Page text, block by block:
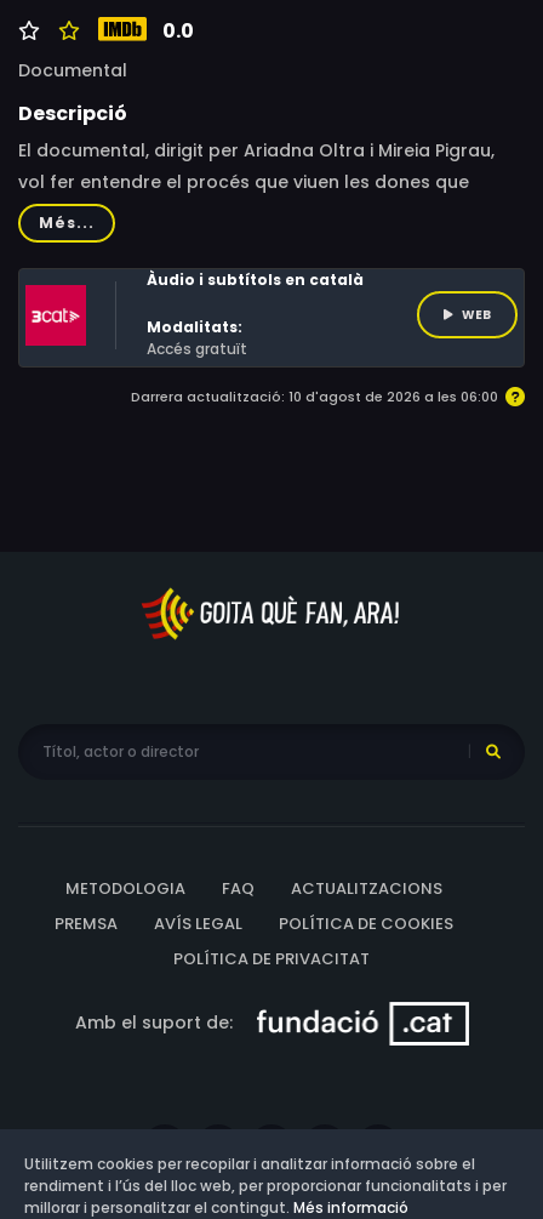
0.0
Documental
Descripció
El documental, dirigit per Ariadna Oltra i Mireia Pigrau,
vol fer entendre el procés que viuen les dones que
pateixen una situació de violència dins de la parella, i
per què els costa tant sortir-ne. Com es poden
aguantar divuit anys de maltractaments sense que
ningú de fora se n'adoni?
Més...
Àudio i subtítols en català
Modalitats:
Accés gratuït
WEB
Darrera actualització: 10 d'agost de 2026 a les 06:00
METODOLOGIA FAQ
ACTUALITZACIONS
PREMSA
AVÍS LEGAL
POLÍTICA DE COOKIES
POLÍTICA DE PRIVACITAT
Amb el suport de:
Utilitzem cookies per recopilar i analitzar informació sobre el
rendiment i l’ús del lloc web, per proporcionar funcionalitats i per
millorar i personalitzar el contingut. Més informació